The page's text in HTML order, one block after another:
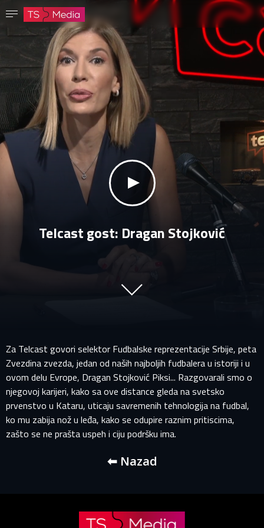
PRIJAVITE SE NA SVOJ PROFIL
EMAIL ADRESA VEĆ POSTOJI
Vaša adresa e-pošte već postoji u našoj bazi podataka.
Potvrdi lozinku
Lozinka mora imati najmanje 8 znakova, jedno veliko slovo i jedan broj.
Sačuvaj lozinku
Idi na početnu stranicu
Prijavite se
klikni za zvuk
Telcast gost: Dragan Stojković
Za Telcast govori selektor Fudbalske reprezentacije Srbije, peta
Zvezdina zvezda, jedan od naših najboljih fudbalera u istoriji i u
ovom delu Evrope, Dragan Stojković Piksi... Razgovarali smo o
njegovoj karijeri, kako sa ove distance gleda na svetsko
prvenstvo u Kataru, uticaju savremenih tehnologija na fudbal,
ko mu zabija nož u leđa, kako se odupire raznim pritiscima,
zašto se ne prašta uspeh i ciju podršku ima.
⬅ Nazad